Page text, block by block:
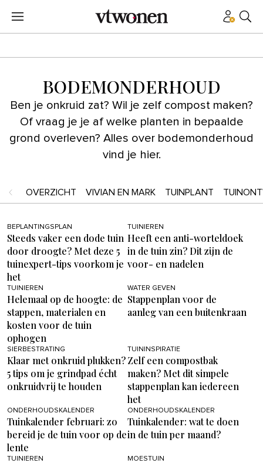
BODEMONDERHOUD
Ben je onkruid zat? Wil je zelf compost maken?
Of vraag je je af welke planten in bepaalde
grond overleven? Alles over bodemonderhoud
vind je hier.
OVERZICHT VIVIAN EN MARK TUINPLANT
BEPLANTINGSPLAN
Steeds vaker een dode tuin
door droogte? Met deze 5
tuinexpert-tips voorkom je
het
TUINIEREN
Heeft een anti-worteldoek
in de tuin zin? Dit zijn de
voor- en nadelen
TUINIEREN
Helemaal op de hoogte: de
stappen, materialen en
kosten voor de tuin
ophogen
WATER GEVEN
Stappenplan voor de
aanleg van een buitenkraan
SIERBESTRATING
Klaar met onkruid plukken?
5 tips om je grindpad écht
onkruidvrij te houden
TUININSPIRATIE
Zelf een compostbak
maken? Met dit simpele
stappenplan kan iedereen
het
ONDERHOUDSKALENDER
Tuinkalender februari: zo
bereid je de tuin voor op de
lente
ONDERHOUDSKALENDER
Tuinkalender: wat te doen
in de tuin per maand?
TUINIEREN MOESTUIN